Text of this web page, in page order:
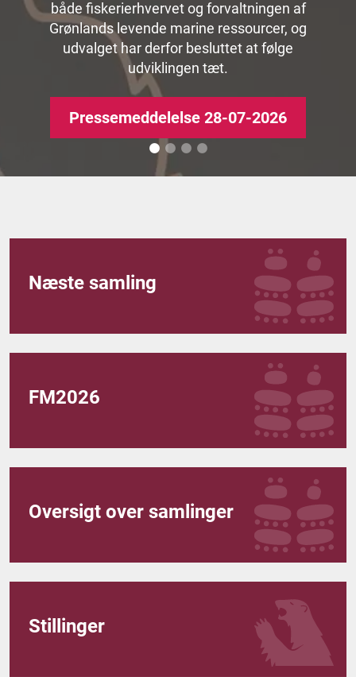
både fiskerierhvervet og forvaltningen af
Grønlands levende marine ressourcer, og
udvalget har derfor besluttet at følge
udviklingen tæt.
Pressemeddelelse 28-07-2026
Nyhed 03.07.2026
Pressemeddelelse 30.06.2026
Næste samling
FM2026
Oversigt over samlinger
Stillinger